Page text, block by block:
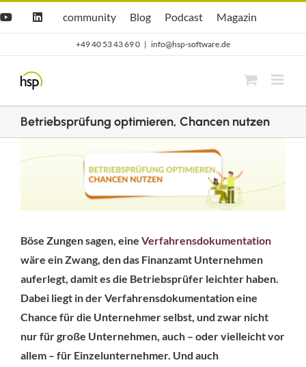
YouTubeLinkedIn
Hsp
community
community
hsp
Blog
Blog Opti.Cast
Podcast Opti.Mag
Magazin
+49 40 53 43 69 0 | info@hsp-software.de
Betriebsprüfung optimieren, Chancen nutzen
grösseres
Böse Zungen sagen, eine Verfahrensdokumentation
wäre ein Zwang, den das Finanzamt Unternehmen
auferlegt, damit es die Betriebsprüfer leichter haben.
Dabei liegt in der Verfahrensdokumentation eine
Chance für die Unternehmer selbst, und zwar nicht
nur für große Unternehmen, auch – oder vielleicht vor
allem – für Einzelunternehmer. Und auch